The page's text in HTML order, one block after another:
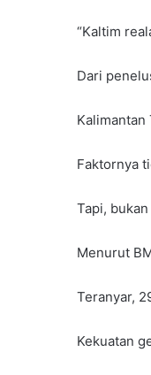
“Kaltim
Dari
Faktornya
Tapi,
Menurut
Teranyar,
Kekuatan